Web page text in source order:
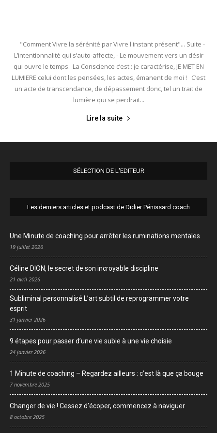
"Comment Vivre la sérénité par Vivre l'instant présent"... Suite -
L’intentionnalité qui s’auto-affecte, - Le mouvement vers un désir
qui ouvre le temps. La Conscience c’est : je caractérise, JE MET EN
LUMIERE celui dont les pensées, les actes, émanent de moi ! C’est
un acte de transcendance, de dépassement donc, tel un trait de
lumière qui se perdrait...
Lire la suite
SÉLECTION DE L'EDITEUR
Les derniers articles et podcast de Didier Pénissard coach
Une Minute de coaching pour arrêter les ruminations mentales
19 juillet 2026
Céline DION, le secret de son incroyable discipline
21 avril 2026
Subliminal personnalisé L’art subtil de reprogrammer votre
esprit
31 janvier 2026
9 étapes pour passer d’une vie subie à une vie choisie
24 janvier 2026
1 Minute de coaching – Regardez ailleurs : c’est là que ça bouge
7 novembre 2025
Changer de vie ! Cessez d’écoper, commencez à naviguer
8 octobre 2025